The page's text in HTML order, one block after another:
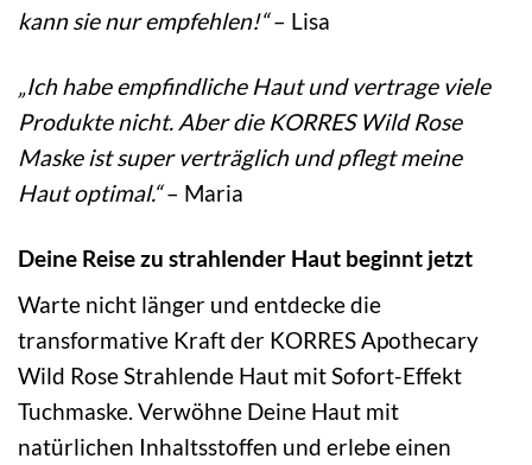
kann sie nur empfehlen!“– Lisa
„Ich habe empfindliche Haut und vertrage viele
Produkte nicht. Aber die KORRES Wild Rose
Maske ist super verträglich und pflegt meine
Haut optimal.“– Maria
Deine Reise zu strahlender Haut beginnt jetzt
Warte nicht länger und entdecke die
transformative Kraft der KORRES Apothecary
Wild Rose Strahlende Haut mit Sofort-Effekt
Tuchmaske. Verwöhne Deine Haut mit
natürlichen Inhaltsstoffen und erlebe einen